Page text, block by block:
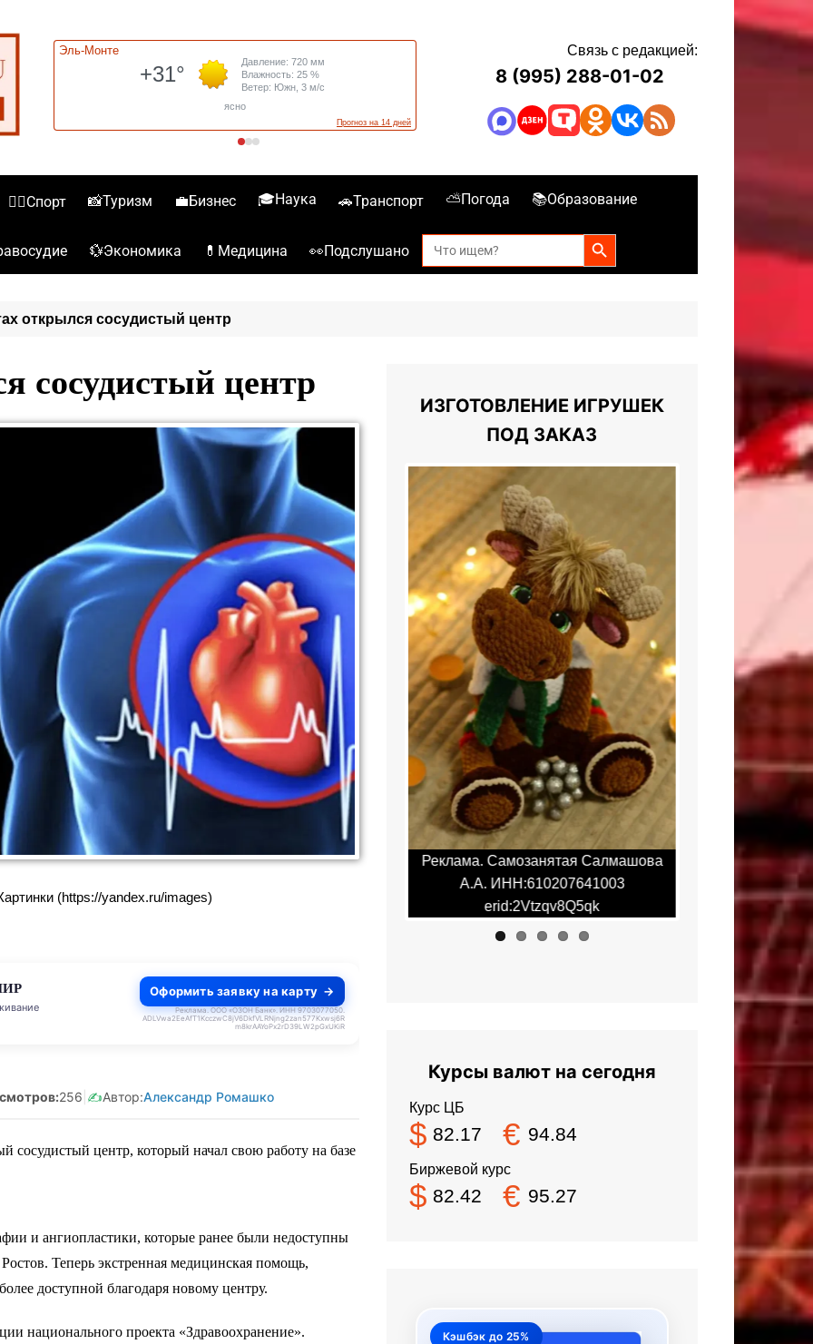
Связь с редакцией:
8 (995) 288-01-02
🏋️‍♀️Спорт 📸Туризм 💼Бизнес 🎓Наука 🚗Транспорт ⛅Погода 📚Образование
💱Экономика 💊Медицина 👀Подслушано
Search
for:
Search Button
открылся сосудистый центр
сосудистый центр
(https://yandex.ru/images)
Оформить заявку на карту
Реклама. ООО «ОЗОН Банк». ИНН 9703077050.
ADLVwa2EeAfT1KcczwC8jV6DkfVLRNjng2zan577Kxwsj6R
m8krAAYoPx2rD39LW2pGxUKiR
256 ✍️Автор:Александр Ромашко
сосудистый центр, который начал свою работу на базе
и ангиопластики, которые ранее были недоступны
Теперь экстренная медицинская помощь,
доступной благодаря новому центру.
национального проекта «Здравоохранение».
ИЗГОТОВЛЕНИЕ ИГРУШЕК
ПОД ЗАКАЗ
Салмашова
Реклама. Самозанятая Салмашова
Реклама. Самозанятая Салмашова
А.А. ИНН:610207641003
erid:2Vtzqv8Q5qk
Реклама.
Курсы валют на сегодня
Курс ЦБ
$ 82.17 € 94.84
Биржевой курс
$ 82.42 € 95.27
Кэшбэк до 25%